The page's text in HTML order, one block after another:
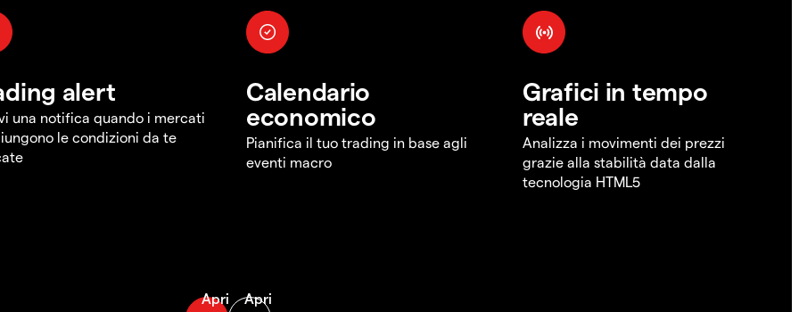
alert
una notifica quando i mercati
le condizioni da te
Calendario
economico
Pianifica il tuo trading in base agli
eventi macro
Grafici in tempo
reale
Analizza i movimenti dei prezzi
grazie alla stabilità data dalla
tecnologia HTML5